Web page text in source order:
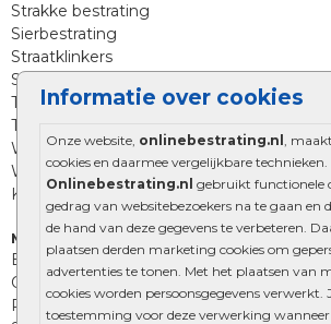
Informatie over cookies
Onze website, onlinebestrating.nl
,
cookies en daarmee vergelijkbare technieken.
Onlinebestrating.nl gebruikt functionele
gedrag van websitebezoekers na te gaan en
de hand van deze gegevens te verbeteren.
plaatsen derden marketing cookies om
advertenties te tonen. Met het plaatsen van
cookies worden persoonsgegevens verwerkt.
toestemming voor deze verwerking wanneer
Strakke bestrating
Sierbestrating
Straatklinkers
Straatstenen
Trommelstenen
Tuinstenen
Waalformaat
Wildverband bestrating
Kingstones
Muurelementen
Betonbielzen
Opsluitbanden
Palissades